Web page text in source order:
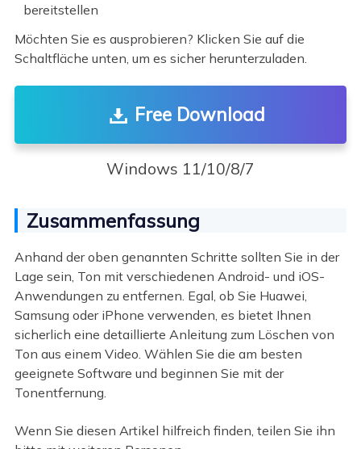
bereitstellen
Möchten Sie es ausprobieren? Klicken Sie auf die
Schaltfläche unten, um es sicher herunterzuladen.
Free Download
Windows 11/10/8/7
Zusammenfassung
Anhand der oben genannten Schritte sollten Sie in der
Lage sein, Ton mit verschiedenen Android- und iOS-
Anwendungen zu entfernen. Egal, ob Sie Huawei,
Samsung oder iPhone verwenden, es bietet Ihnen
sicherlich eine detaillierte Anleitung zum Löschen von
Ton aus einem Video. Wählen Sie die am besten
geeignete Software und beginnen Sie mit der
Tonentfernung.
Wenn Sie diesen Artikel hilfreich finden, teilen Sie ihn